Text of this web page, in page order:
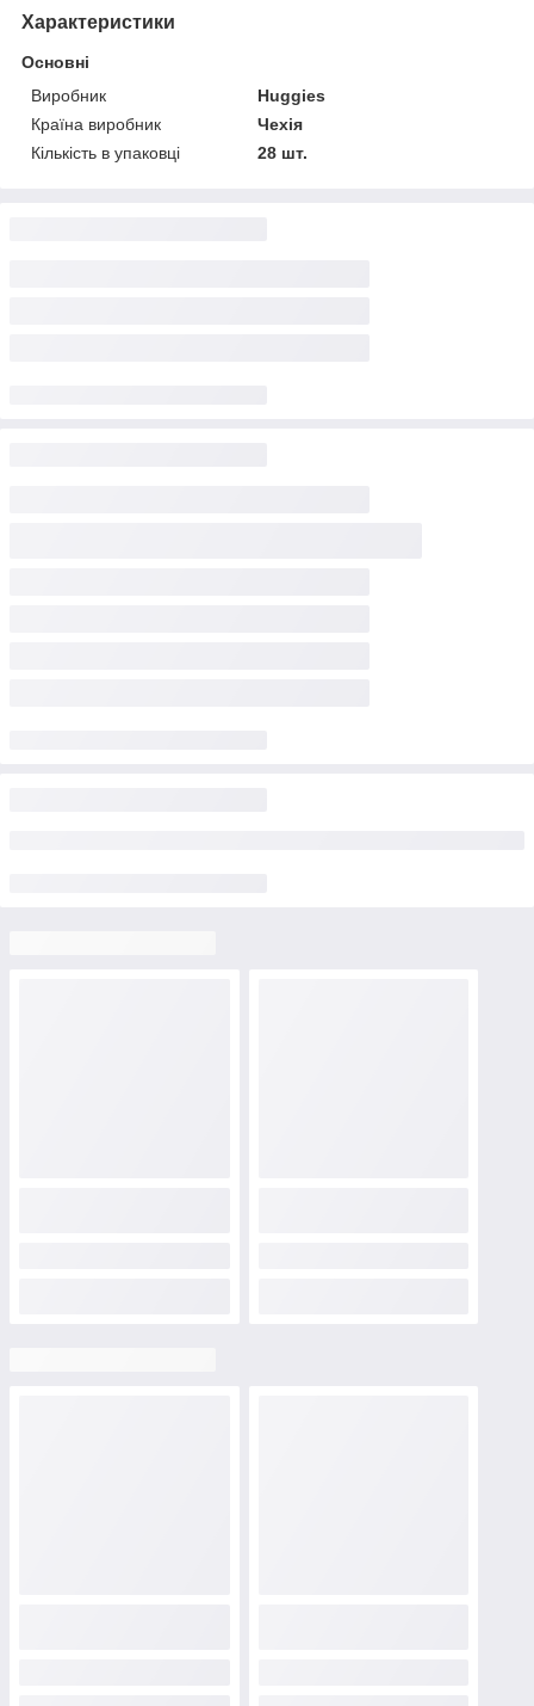
Характеристики
Основні
Виробник
Huggies
Країна виробник
Чехія
Кількість в упаковці
28 шт.